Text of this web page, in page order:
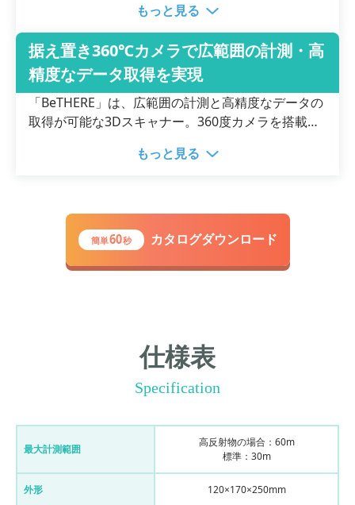
つ効率的に作業可能。撮影したデータを効率的に整
理し、詳細にモデル化することで、災害現場の状況
把握や建築現場での計画・現状比較に必要な視認性
を担保します。
もっと見る
据え置き360℃カメラで広範囲の計測・高
精度なデータ取得を実現
「BeTHERE」は、広範囲の計測と高精度なデータの
取得が可能な3Dスキャナー。360度カメラを搭載し
離測定半径は最大60mあり、1回の計測で最大277万
徴。大規模な現場や建築物などの計測にも適してい
もっと見る
簡単60秒 カタログダウンロード
仕様表
Specification
最⼤計測範囲
⾼反射物の場合：60m
標準：30m
外形 120×170×250mm